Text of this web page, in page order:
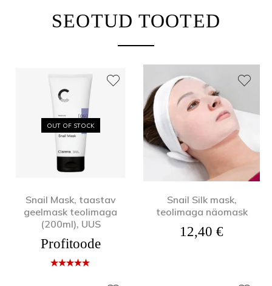
SEOTUD TOOTED
OUT OF STOCK
Snail Mask, taastav
geelmask teolimaga
(200ml), UUS
Profitoode
Snail Silk mask,
teolimaga näomask
12,40 €